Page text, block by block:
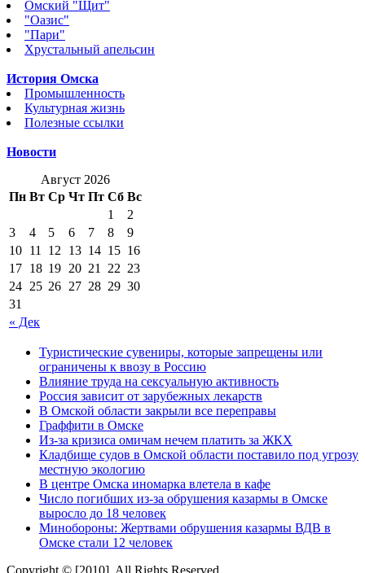
Омский "Щит"
"Оазис"
"Пари"
Хрустальный апельсин
История Омска
Промышленность
Культурная жизнь
Полезные ссылки
Новости
Август 2026
Пн Вт Ср Чт Пт Сб Вс
« Дек
1
2
3
4 5 6 7 8
9
10 11 12 13 14 15 16
17 18 19 20 21 22 23
24 25 26 27 28 29 30
31
Туристические сувениры, которые запрещены или
ограничены к ввозу в Россию
Влияние труда на сексуальную активность
Россия зависит от зарубежных лекарств
В Омской области закрыли все переправы
Граффити в Омске
Из-за кризиса омичам нечем платить за ЖКХ
Кладбище судов в Омской области поставило под угрозу
местную экологию
В центре Омска иномарка влетела в кафе
Число погибших из-за обрушения казармы в Омске
выросло до 18 человек
Минобороны: Жертвами обрушения казармы ВДВ в
Омске стали 12 человек
Copyright © [2010]. All Rights Reserved.